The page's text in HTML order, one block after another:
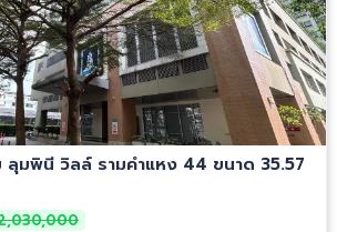
ลุมพินี วิลล์ รามคำแหง 44 ขนาด 35.57